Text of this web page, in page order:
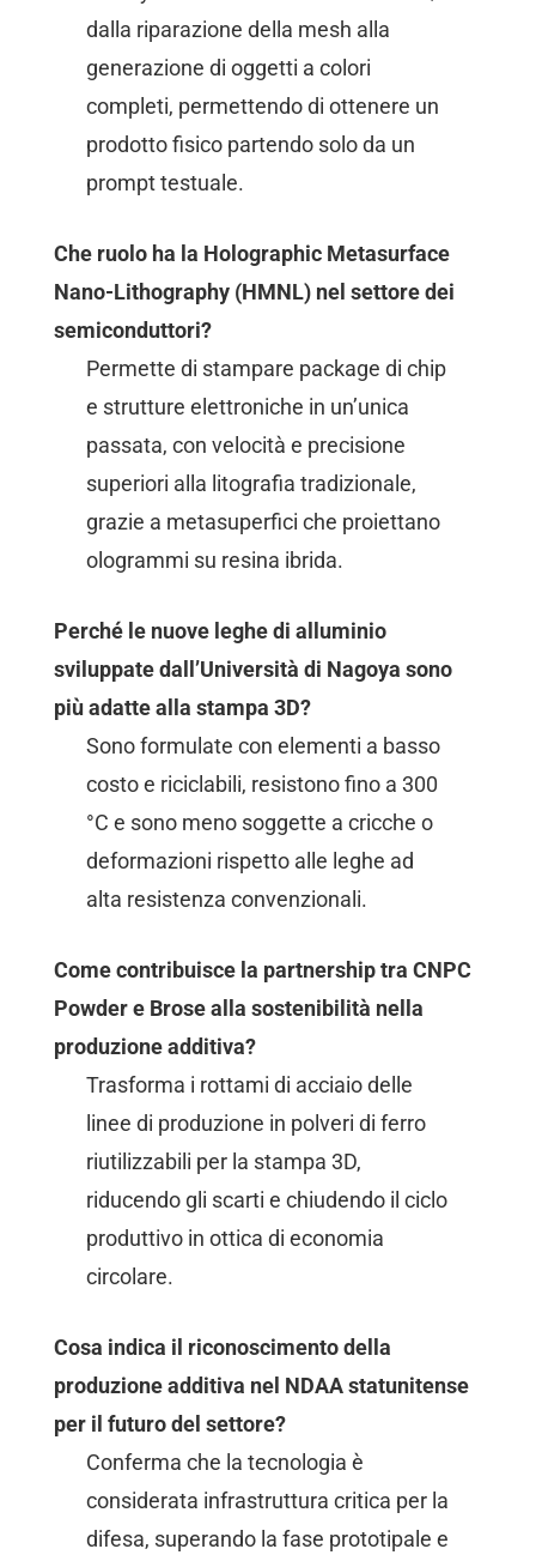
dalla riparazione della mesh alla
generazione di oggetti a colori
completi, permettendo di ottenere un
prodotto fisico partendo solo da un
prompt testuale.
Che ruolo ha la Holographic Metasurface
Nano-Lithography (HMNL) nel settore dei
semiconduttori?
Permette di stampare package di chip
e strutture elettroniche in un’unica
passata, con velocità e precisione
superiori alla litografia tradizionale,
grazie a metasuperfici che proiettano
ologrammi su resina ibrida.
Perché le nuove leghe di alluminio
sviluppate dall’Università di Nagoya sono
più adatte alla stampa 3D?
Sono formulate con elementi a basso
costo e riciclabili, resistono fino a 300
°C e sono meno soggette a cricche o
deformazioni rispetto alle leghe ad
alta resistenza convenzionali.
Come contribuisce la partnership tra CNPC
Powder e Brose alla sostenibilità nella
produzione additiva?
Trasforma i rottami di acciaio delle
linee di produzione in polveri di ferro
riutilizzabili per la stampa 3D,
riducendo gli scarti e chiudendo il ciclo
produttivo in ottica di economia
circolare.
Cosa indica il riconoscimento della
produzione additiva nel NDAA statunitense
per il futuro del settore?
Conferma che la tecnologia è
considerata infrastruttura critica per la
difesa, superando la fase prototipale e